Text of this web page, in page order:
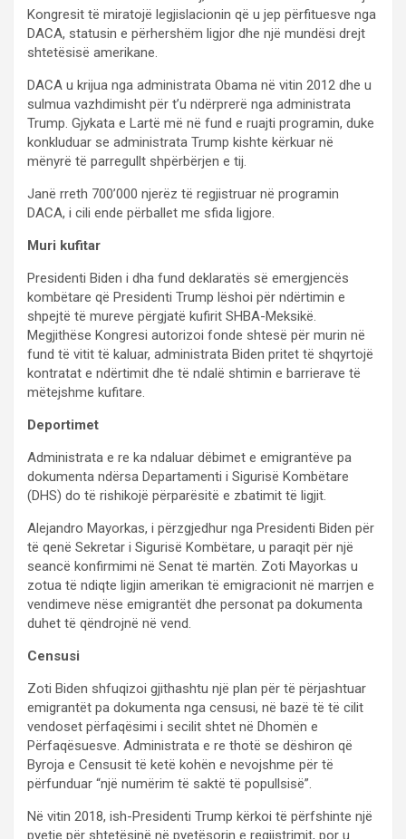
Kongresit të miratojë legjislacionin që u jep përfituesve nga
DACA, statusin e përhershëm ligjor dhe një mundësi drejt
shtetësisë amerikane.
DACA u krijua nga administrata Obama në vitin 2012 dhe u
sulmua vazhdimisht për t’u ndërprerë nga administrata
Trump. Gjykata e Lartë më në fund e ruajti programin, duke
konkluduar se administrata Trump kishte kërkuar në
mënyrë të parregullt shpërbërjen e tij.
Janë rreth 700’000 njerëz të regjistruar në programin
DACA, i cili ende përballet me sfida ligjore.
Muri kufitar
Presidenti Biden i dha fund deklaratës së emergjencës
kombëtare që Presidenti Trump lëshoi për ndërtimin e
shpejtë të mureve përgjatë kufirit SHBA-Meksikë.
Megjithëse Kongresi autorizoi fonde shtesë për murin në
fund të vitit të kaluar, administrata Biden pritet të shqyrtojë
kontratat e ndërtimit dhe të ndalë shtimin e barrierave të
mëtejshme kufitare.
Deportimet
Administrata e re ka ndaluar dëbimet e emigrantëve pa
dokumenta ndërsa Departamenti i Sigurisë Kombëtare
(DHS) do të rishikojë përparësitë e zbatimit të ligjit.
Alejandro Mayorkas, i përzgjedhur nga Presidenti Biden për
të qenë Sekretar i Sigurisë Kombëtare, u paraqit për një
seancë konfirmimi në Senat të martën. Zoti Mayorkas u
zotua të ndiqte ligjin amerikan të emigracionit në marrjen e
vendimeve nëse emigrantët dhe personat pa dokumenta
duhet të qëndrojnë në vend.
Censusi
Zoti Biden shfuqizoi gjithashtu një plan për të përjashtuar
emigrantët pa dokumenta nga censusi, në bazë të të cilit
vendoset përfaqësimi i secilit shtet në Dhomën e
Përfaqësuesve. Administrata e re thotë se dëshiron që
Byroja e Censusit të ketë kohën e nevojshme për të
përfunduar “një numërim të saktë të popullsisë”.
Në vitin 2018, ish-Presidenti Trump kërkoi të përfshinte një
pyetje për shtetësinë në pyetësorin e regjistrimit, por u